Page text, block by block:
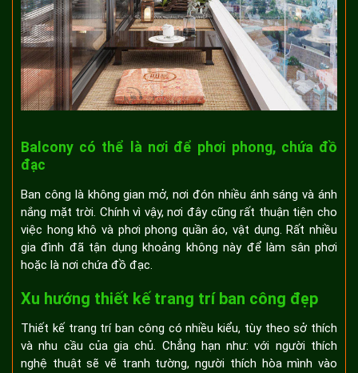
Balcony có thể là nơi để phơi phong, chứa đồ
đạc
Ban công là không gian mở, nơi đón nhiều ánh sáng và ánh
nắng mặt trời. Chính vì vậy, nơi đây cũng rất thuận tiện cho
việc hong khô và phơi phong quần áo, vật dụng. Rất nhiều
gia đình đã tận dụng khoảng không này để làm sân phơi
hoặc là nơi chứa đồ đạc.
Xu hướng thiết kế trang trí ban công đẹp
Thiết kế trang trí ban công có nhiều kiểu, tùy theo sở thích
và nhu cầu của gia chủ. Chẳng hạn như: với người thích
nghệ thuật sẽ vẽ tranh tường, người thích hòa mình vào